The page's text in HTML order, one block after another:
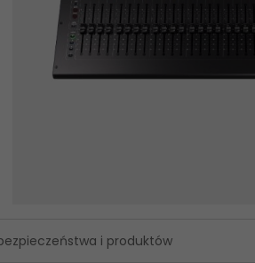
i produktów